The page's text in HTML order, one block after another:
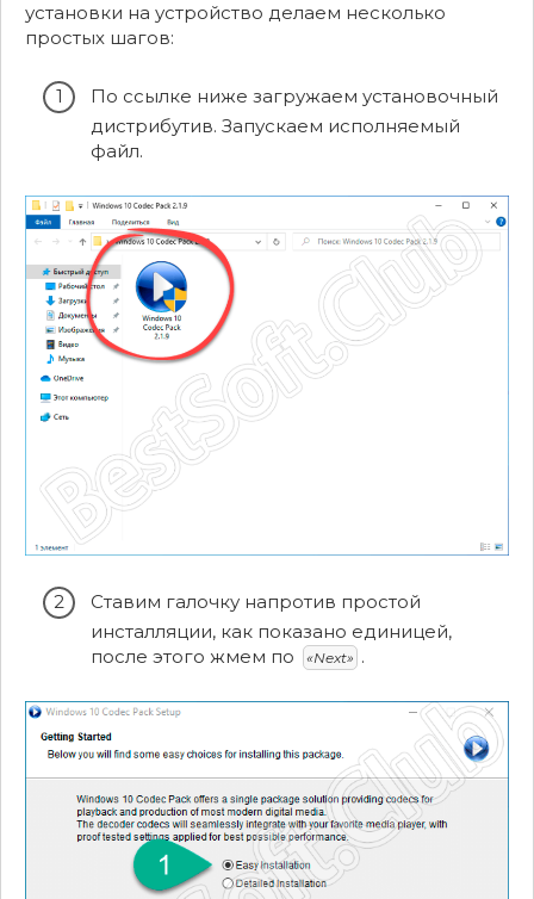
установки на устройство делаем несколько
простых шагов:
По ссылке ниже загружаем установочный
дистрибутив. Запускаем исполняемый
файл.
Ставим галочку напротив простой
инсталляции, как показано единицей,
после этого жмем по
«Next» .